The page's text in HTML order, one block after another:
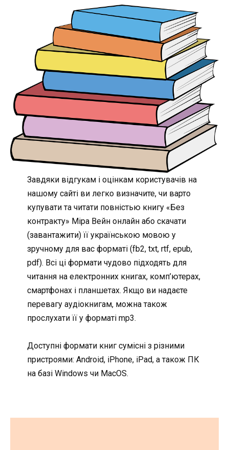
Завдяки відгукам і оцінкам користувачів на
нашому сайті ви легко визначите, чи варто
купувати та читати повністью книгу «Без
контракту» Міра Вейн онлайн або скачати
(завантажити) її українською мовою у
зручному для вас форматі (fb2, txt, rtf, epub,
pdf). Всі ці формати чудово підходять для
читання на електронних книгах, комп’ютерах,
смартфонах і планшетах. Якщо ви надаєте
перевагу аудіокнигам, можна також
прослухати її у форматі mp3.
Доступні формати книг сумісні з різними
пристроями: Android, iPhone, iPad, а також ПК
на базі Windows чи MacOS.